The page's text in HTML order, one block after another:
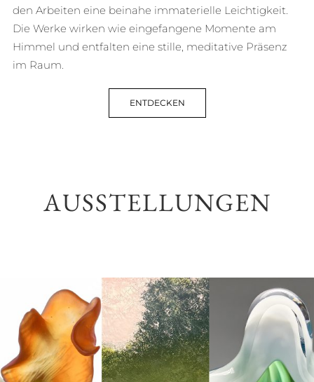
den Arbeiten eine beinahe immaterielle Leichtigkeit.
Die Werke wirken wie eingefangene Momente am
Himmel und entfalten eine stille, meditative Präsenz
im Raum.
ENTDECKEN
AUSSTELLUNGEN